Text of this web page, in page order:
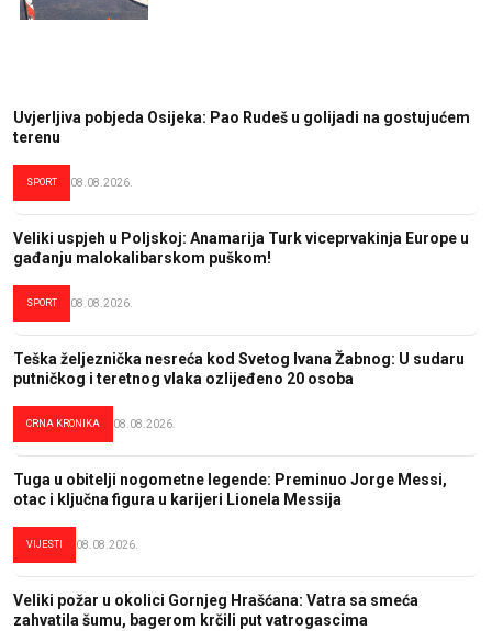
Uvjerljiva pobjeda Osijeka: Pao Rudeš u golijadi na gostujućem
terenu
SPORT 08.08.2026.
Veliki uspjeh u Poljskoj: Anamarija Turk viceprvakinja Europe u
gađanju malokalibarskom puškom!
SPORT 08.08.2026.
Teška željeznička nesreća kod Svetog Ivana Žabnog: U sudaru
putničkog i teretnog vlaka ozlijeđeno 20 osoba
CRNA KRONIKA 08.08.2026.
Tuga u obitelji nogometne legende: Preminuo Jorge Messi,
otac i ključna figura u karijeri Lionela Messija
VIJESTI 08.08.2026.
Veliki požar u okolici Gornjeg Hrašćana: Vatra sa smeća
zahvatila šumu, bagerom krčili put vatrogascima